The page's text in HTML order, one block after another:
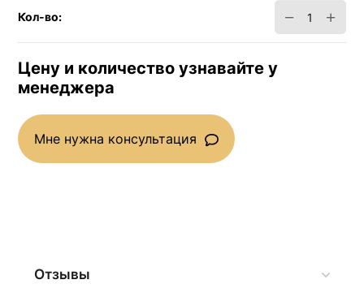
Кол-во: − +
Цену и количество узнавайте у
менеджера
Мне нужна консультация
Отзывы